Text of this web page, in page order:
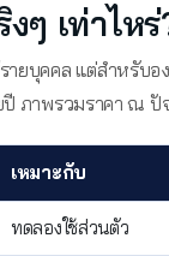
ๆ เท่าไหร่
ายบุคคล แต่สำหรับอ
ปี ภาพรวมราคา ณ ปั
เหมาะกับ
ทดลองใช้ส่วนตัว